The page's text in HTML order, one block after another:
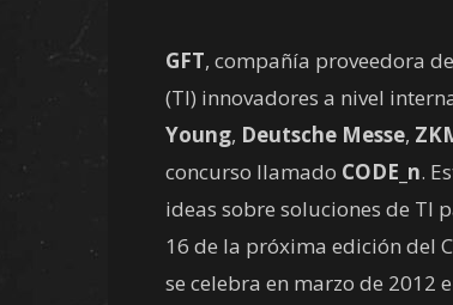
GFT, compañía proveedora
(TI) innovadores a nivel
Young, Deutsche Messe,
concurso llamado CODE_n.
ideas sobre soluciones de TI
16 de la próxima edición del
se celebra en marzo de 2012